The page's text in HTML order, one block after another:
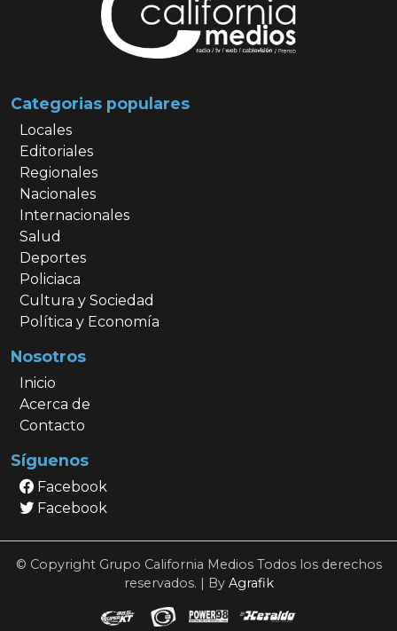
Categorias populares
Locales
Editoriales
Regionales
Nacionales
Internacionales
Salud
Deportes
Policiaca
Cultura y Sociedad
Política y Economía
Nosotros
Inicio
Acerca de
Contacto
Síguenos
Facebook
Facebook
© Copyright Grupo California Medios Todos los derechos
reservados. | By Agrafik